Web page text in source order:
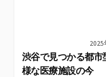
渋谷で見つかる都市
様な医療施設の今